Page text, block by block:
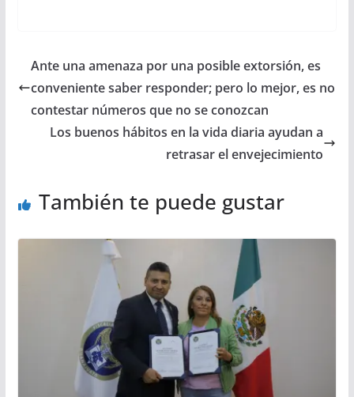
Ante una amenaza por una posible extorsión, es
conveniente saber responder; pero lo mejor, es no
contestar números que no se conozcan
Los buenos hábitos en la vida diaria ayudan a
retrasar el envejecimiento
También te puede gustar